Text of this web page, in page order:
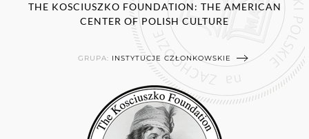
THE KOSCIUSZKO FOUNDATION: THE AMERICAN
CENTER OF POLISH CULTURE
GRUPA: INSTYTUCJE CZŁONKOWSKIE